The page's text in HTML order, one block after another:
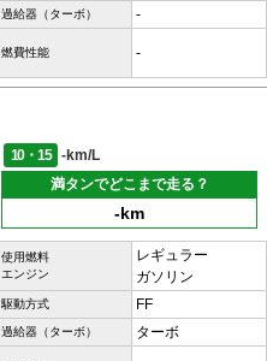
過給器（ターボ） -
燃費性能 -
10・15
-km/L
満タンでどこまで走る？
-km
使用燃料
エンジン
レギュラー
ガソリン
駆動方式 FF
過給器（ターボ） ターボ